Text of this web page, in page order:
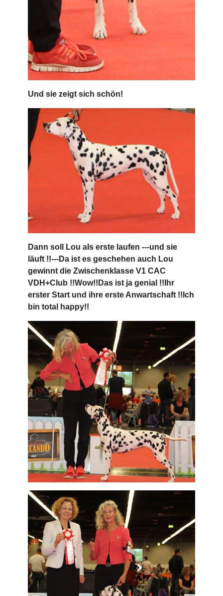
Und sie zeigt sich schön!
Dann soll Lou als erste laufen ---und sie
läuft !!---Da ist es geschehen auch Lou
gewinnt die Zwischenklasse V1 CAC
VDH+Club !!Wow!!Das ist ja genial !!Ihr
erster Start und ihre erste Anwartschaft !!Ich
bin total happy!!